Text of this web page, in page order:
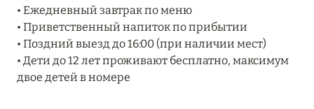
NOVEMBER
Подробнее
13 мая 2025
• Ежедневный завтрак по меню
• Приветственный напиток по прибытии
• Поздний выезд до 16:00 (при наличии мест)
• Дети до 12 лет проживают бесплатно, максимум
двое детей в номере